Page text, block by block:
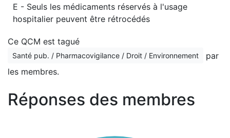
E - Seuls les médicaments réservés à l'usage
hospitalier peuvent être rétrocédés
Ce QCM est tagué
Santé pub. / Pharmacovigilance / Droit / Environnement
par
les membres.
Réponses des membres